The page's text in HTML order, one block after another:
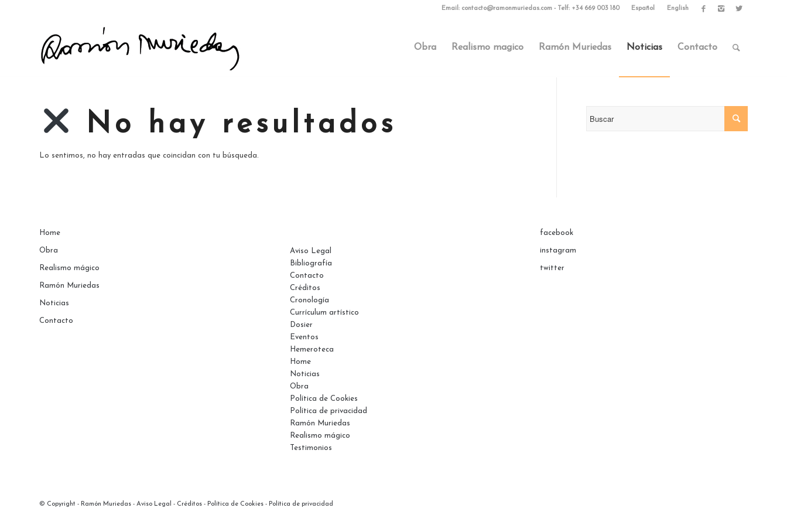
Español English
Email: contacto@ramonmuriedas.com - Telf: +34 669 003 180
Obra Realismo magico Ramón Muriedas Noticias Contacto
No hay resultados
Lo sentimos, no hay entradas que coincidan con tu búsqueda.
Home
Obra
Realismo mágico
Ramón Muriedas
Noticias
Contacto
Aviso Legal
Bibliografía
Contacto
Créditos
Cronología
Currículum artístico
Dosier
Eventos
Hemeroteca
Home
Noticias
Obra
Política de Cookies
Política de privacidad
Ramón Muriedas
Realismo mágico
Testimonios
facebook
instagram
twitter
© Copyright - Ramón Muriedas - Aviso Legal - Créditos - Política de Cookies - Política de privacidad